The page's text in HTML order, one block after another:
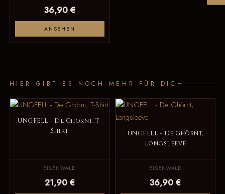
36,90 €
ANSEHEN
HIER GIBT ES NOCH MEHR FÜR DICH
UNGFELL - De Ghörnt, T-
Shirt
EISENWALD
21,90 €
UNGFELL - De Ghörnt,
Longsleeve
EISENWALD
36,90 €